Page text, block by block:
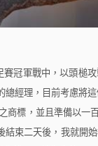
賽冠軍戰中，以頭槌
經理，目前考慮將
商標，並且準備以一
結束二天後，我就開